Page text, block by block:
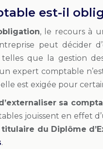
est-il
, le recours à
peut décider
que la gestion
expert comptable
est exigée pour
sa
jouissent en effet
du Diplôme
.